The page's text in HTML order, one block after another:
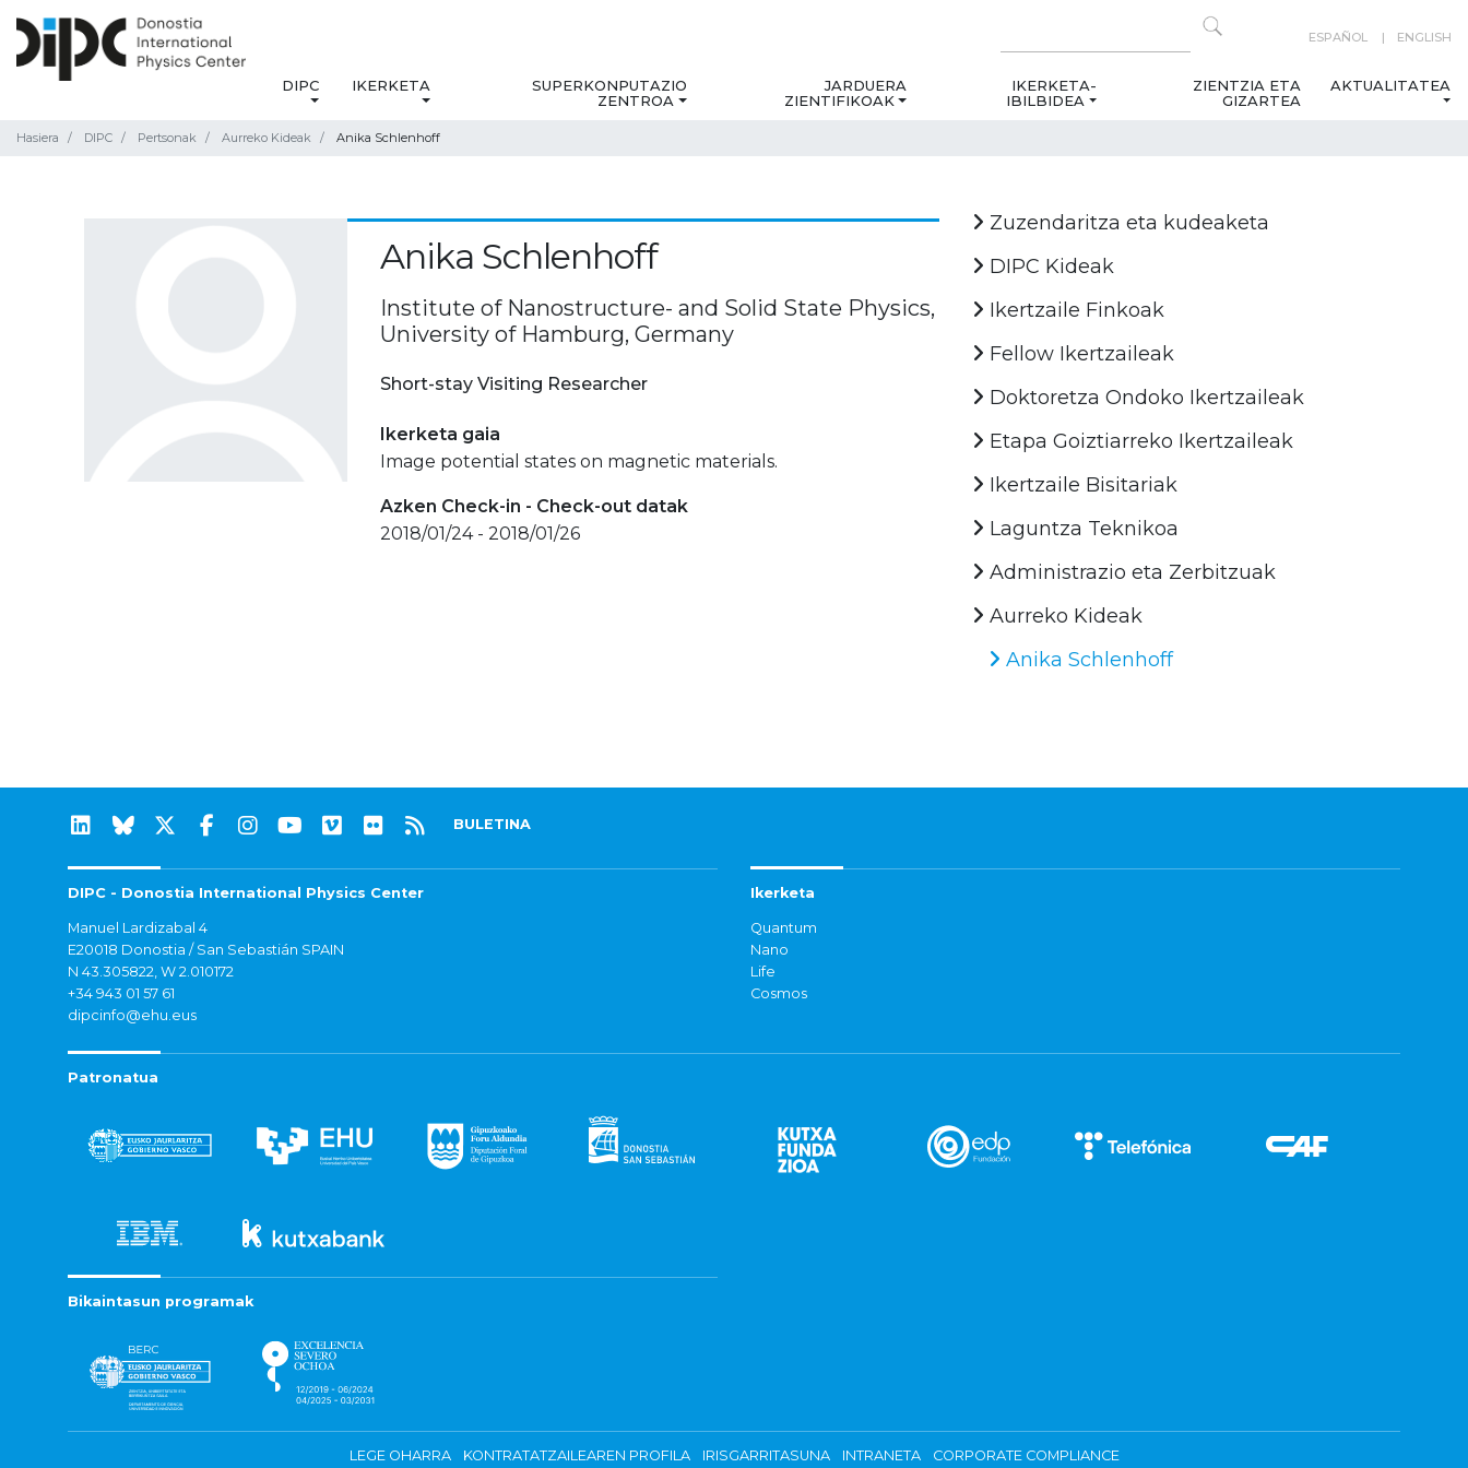
ESPAÑOL ENGLISH
DIPC IKERKETA
SUPERKONPUTAZIO
ZENTROA
JARDUERA
ZIENTIFIKOAK
IKERKETA-
IBILBIDEA
ZIENTZIA ETA
GIZARTEA
AKTUALITATEA
Hasiera DIPC Pertsonak Aurreko Kideak Anika Schlenhoff
Anika Schlenhoff
Institute of Nanostructure- and Solid State Physics,
University of Hamburg, Germany
Short-stay Visiting Researcher
Ikerketa gaia
Image potential states on magnetic materials.
Azken Check-in - Check-out datak
2018/01/24 - 2018/01/26
Zuzendaritza eta kudeaketa
DIPC Kideak
Ikertzaile Finkoak
Fellow Ikertzaileak
Doktoretza Ondoko Ikertzaileak
Etapa Goiztiarreko Ikertzaileak
Ikertzaile Bisitariak
Laguntza Teknikoa
Administrazio eta Zerbitzuak
Aurreko Kideak
Anika Schlenhoff
BULETINA
DIPC - Donostia International Physics Center
Manuel Lardizabal 4
E20018 Donostia / San Sebastián SPAIN
N 43.305822, W 2.010172
+34 943 01 57 61
dipcinfo@ehu.eus
Ikerketa
Quantum
Nano
Life
Cosmos
Patronatua
Bikaintasun programak
LEGE OHARRA KONTRATATZAILEAREN PROFILA IRISGARRITASUNA INTRANETA CORPORATE COMPLIANCE